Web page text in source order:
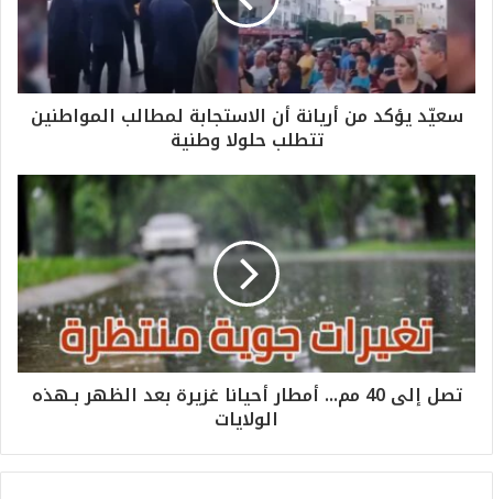
سعيّد يؤكد من أريانة أن الاستجابة لمطالب المواطنين
تتطلب حلولا وطنية
تصل إلى 40 مم... أمطار أحيانا غزيرة بعد الظهر بـهذه
الولايات